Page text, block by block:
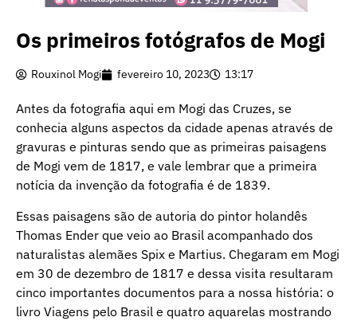
Os primeiros fotógrafos de Mogi
Rouxinol Mogi fevereiro 10, 2023 13:17
Antes da fotografia aqui em Mogi das Cruzes, se
conhecia alguns aspectos da cidade apenas através de
gravuras e pinturas sendo que as primeiras paisagens
de Mogi vem de 1817, e vale lembrar que a primeira
notícia da invenção da fotografia é de 1839.
Essas paisagens são de autoria do pintor holandês
Thomas Ender que veio ao Brasil acompanhado dos
naturalistas alemães Spix e Martius. Chegaram em Mogi
em 30 de dezembro de 1817 e dessa visita resultaram
cinco importantes documentos para a nossa história: o
livro Viagens pelo Brasil e quatro aquarelas mostrando